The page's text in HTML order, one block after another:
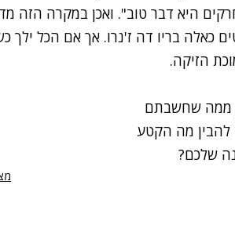
היא דבר טוב". ואכן במקרה הזה
כאלה בריו דה ז'נרו. אך אם הכל ילך
הזיקה.
להבין מה הקטע
שלכם?